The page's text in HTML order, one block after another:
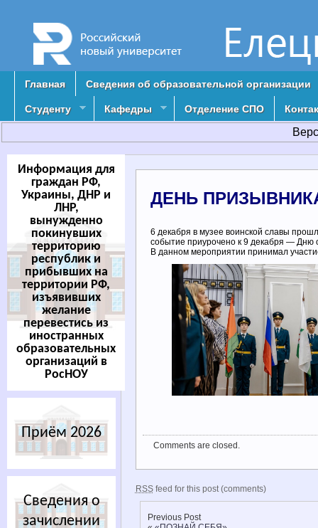
Главная Сведения об образовательной организации
Студенту Кафедры Отделение СПО
ДЕНЬ
6 декабря в музее воинской славы
событие приурочено к 9 декабря — Дню
В данном мероприятии принимал
Comments are closed.
RSSfeed for this post (comments)
Previous Post
Информация для
граждан РФ,
Украины, ДНР и
ЛНР,
вынужденно
покинувших
территорию
республик и
прибывших на
территории РФ,
изъявивших
желание
перевестись из
иностранных
образовательных
организаций в
РосНОУ
Приём 2026
Сведения о
зачислении